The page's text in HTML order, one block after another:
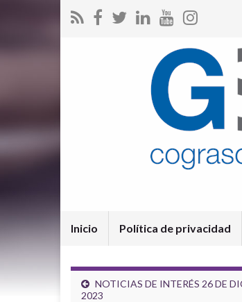
Inicio Política de privacidad
NOTICIAS DE INTERÉS 26 DE
2023